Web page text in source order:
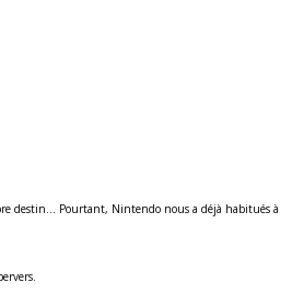
destin… Pourtant, Nintendo nous a déjà habitués à